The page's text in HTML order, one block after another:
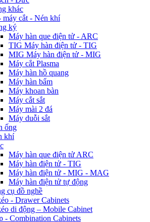
khác
máy cắt - Nén khí
ký
Máy hàn que điện tử - ARC
TIG Máy hàn điện tử - TIG
MIG Máy hàn điện tử - MIG
Máy cắt Plasma
Máy hàn hồ quang
Máy hàn bẩm
Máy khoan bàn
Máy cắt sắt
Máy mài 2 đá
Máy duỗi sắt
ống
khí
Máy hàn que điện tử ARC
Máy hàn điện tử - TIG
Máy hàn điện tử - MIG - MAG
Máy hàn điện tử tự động
cụ đồ nghề
- Drawer Cabinets
di động – Mobile Cabinet
- Combination Cabinets